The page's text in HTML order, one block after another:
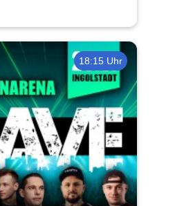
18:15 Uhr